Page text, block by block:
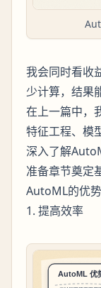
我会同时看收
少计算，结果
在上一篇中，
特征工程、模
深入了解
准备章节奠定
AutoML的优势
1. 提高效率